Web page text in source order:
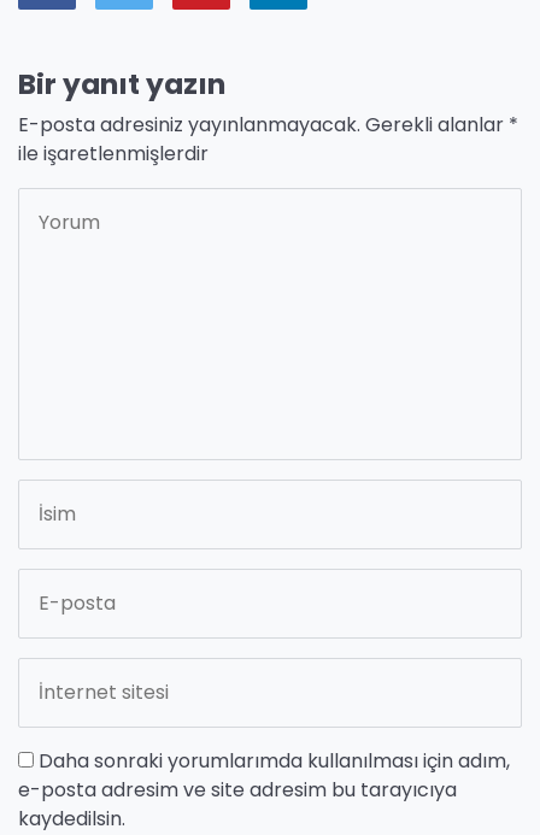
Bir yanıt yazın
E-posta adresiniz yayınlanmayacak. Gerekli alanlar *
ile işaretlenmişlerdir
Daha sonraki yorumlarımda kullanılması için adım,
e-posta adresim ve site adresim bu tarayıcıya
kaydedilsin.